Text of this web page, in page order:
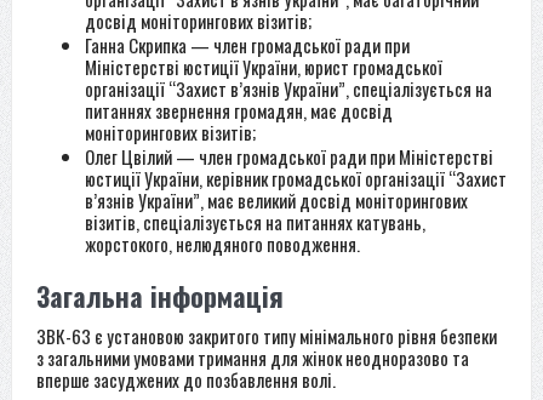
досвід моніторингових візитів;
Ганна Скрипка — член громадської ради при
Міністерстві юстиції України, юрист громадської
організації “Захист в’язнів України”, спеціалізується на
питаннях звернення громадян, має досвід
моніторингових візитів;
Олег Цвілий — член громадської ради при Міністерстві
юстиції України, керівник громадської організації “Захист
в’язнів України”, має великий досвід моніторингових
візитів, спеціалізується на питаннях катувань,
жорстокого, нелюдяного поводження.
Загальна інформація
ЗВК-63 є установою закритого типу мінімального рівня безпеки
з загальними умовами тримання для жінок неодноразово та
вперше засуджених до позбавлення волі.